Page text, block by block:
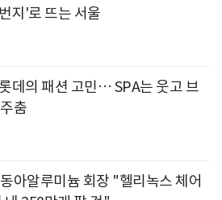
지'로 뜨는 서울
데의 패션 고민… SPA는 웃고 브
춤
아알루미늄 회장 "헬리녹스 체어